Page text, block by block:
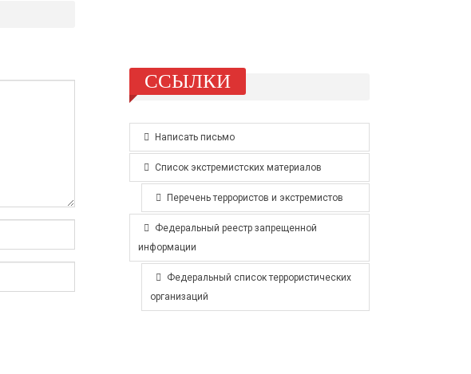
ССЫЛКИ
Написать письмо
Список экстремистских материалов
Перечень террористов и экстремистов
Федеральный реестр запрещенной
информации
Федеральный список террористических
организаций